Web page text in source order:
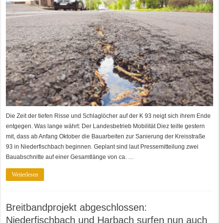
Die Zeit der tiefen Risse und Schlaglöcher auf der K 93 neigt sich ihrem Ende
entgegen. Was lange währt: Der Landesbetrieb Mobilität Diez teilte gestern
mit, dass ab Anfang Oktober die Bauarbeiten zur Sanierung der Kreisstraße
93 in Niederfischbach beginnen. Geplant sind laut Pressemitteilung zwei
Bauabschnitte auf einer Gesamtlänge von ca. …
Weiterlesen
Breitbandprojekt abgeschlossen:
Niederfischbach und Harbach surfen nun auch